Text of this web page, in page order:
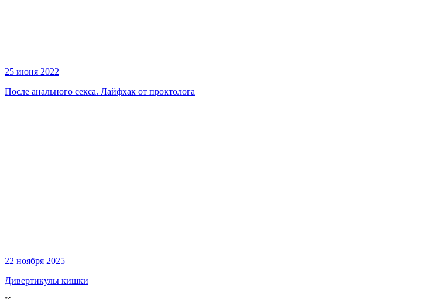
25 июня 2022
После анального секса. Лайфхак от проктолога
22 ноября 2025
Дивертикулы кишки